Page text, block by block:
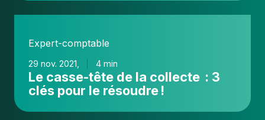
tête
collecte
:
Expert-comptable
29 nov. 2021, 4 min
Le casse-tête de la collecte : 3
clés pour le résoudre !